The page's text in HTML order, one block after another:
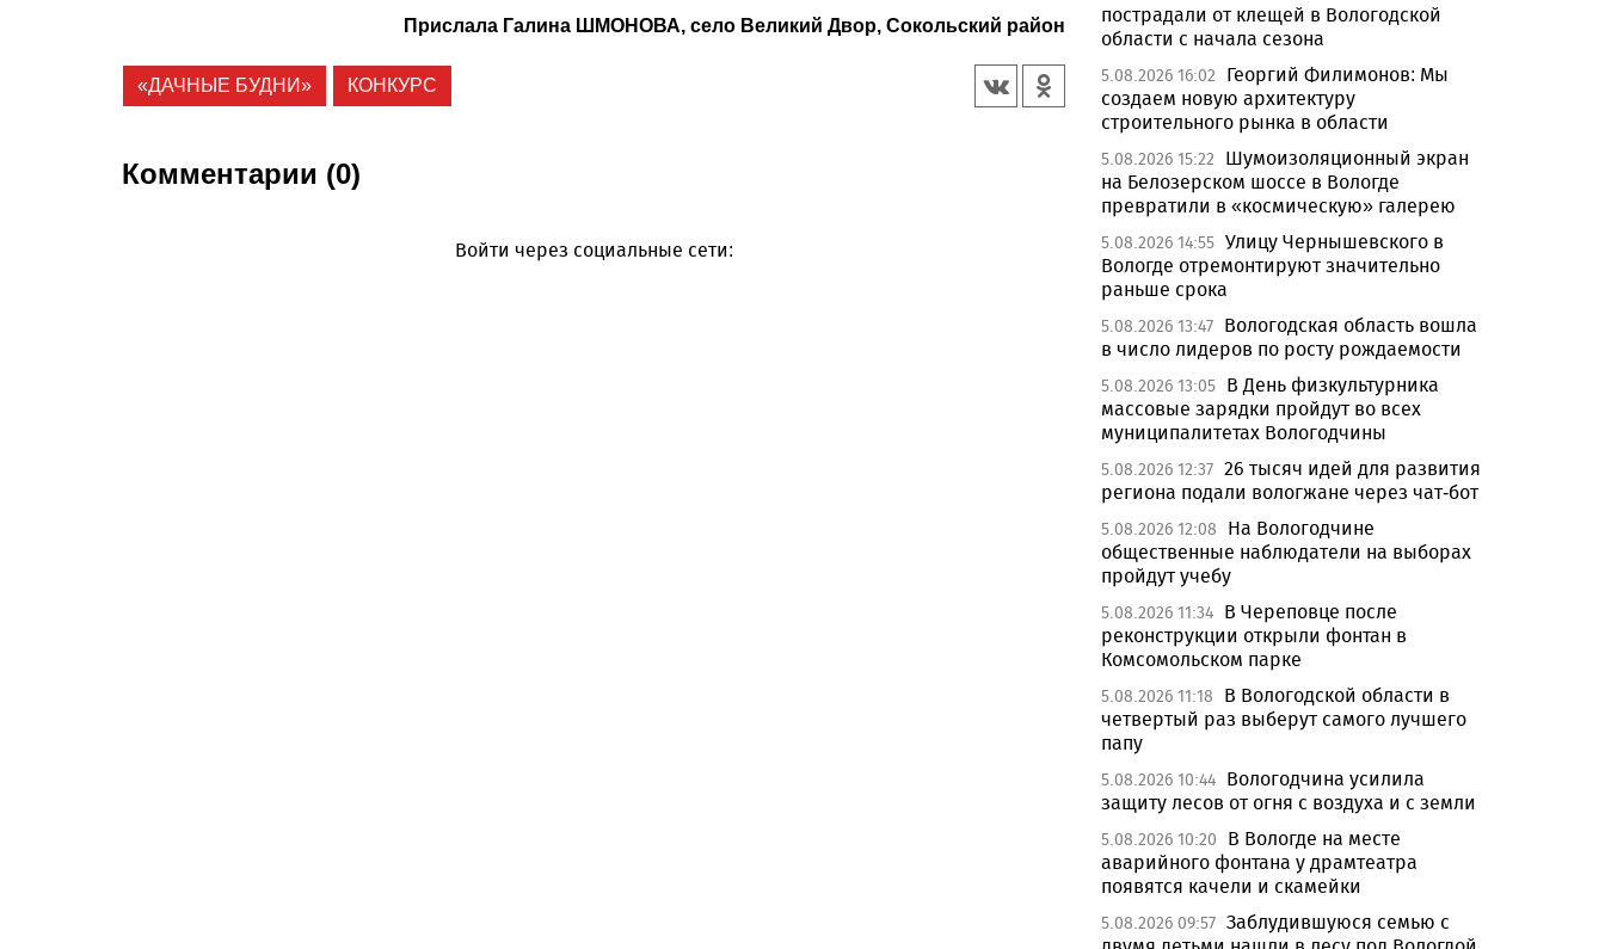
Прислала Галина ШМОНОВА, село Великий Двор, Сокольский район
«ДАЧНЫЕ БУДНИ» КОНКУРС
Комментарии (0)
Войти через социальные сети:
пострадали от клещей в Вологодской
области с начала сезона
5.08.2026 16:02
Георгий Филимонов: Мы
создаем новую архитектуру
строительного рынка в области
5.08.2026 15:22
Шумоизоляционный экран
на Белозерском шоссе в Вологде
превратили в «космическую» галерею
5.08.2026 14:55 Улицу Чернышевского в
Вологде отремонтируют значительно
раньше срока
5.08.2026 13:47 Вологодская область вошла
в число лидеров по росту рождаемости
5.08.2026 13:05 В День физкультурника
массовые зарядки пройдут во всех
муниципалитетах Вологодчины
5.08.2026 12:37 26 тысяч идей для развития
региона подали вологжане через чат-бот
5.08.2026 12:08
На Вологодчине
общественные наблюдатели на выборах
пройдут учебу
5.08.2026 11:34 В Череповце после
реконструкции открыли фонтан в
Комсомольском парке
5.08.2026 11:18
В Вологодской области в
четвертый раз выберут самого лучшего
папу
5.08.2026 10:44 Вологодчина усилила
защиту лесов от огня с воздуха и с земли
5.08.2026 10:20
В Вологде на месте
аварийного фонтана у драмтеатра
появятся качели и скамейки
5.08.2026 09:57 Заблудившуюся семью с